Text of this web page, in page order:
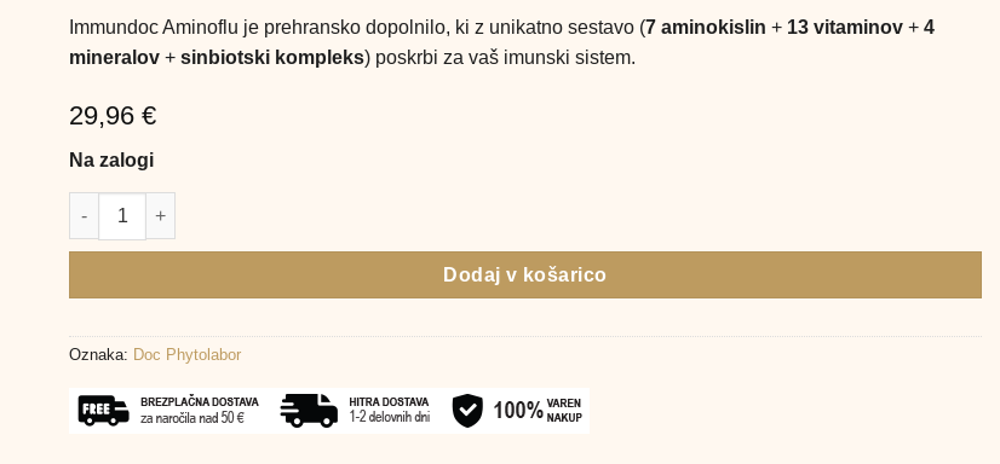
Immundoc Aminoflu je prehransko dopolnilo, ki z unikatno sestavo (7 aminokislin + 13 vitaminov + 4
mineralov + sinbiotski kompleks) poskrbi za vaš imunski sistem.
29,96 €
Na zalogi
Immundoc Aminoflu prašek za napitek, 10 vrečk količina
Dodaj v košarico
Oznaka: Doc Phytolabor